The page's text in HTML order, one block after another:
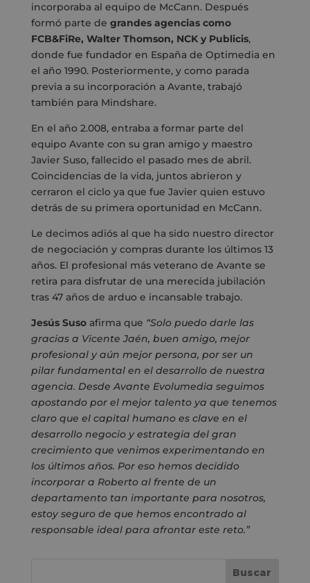
incorporaba al equipo de McCann. Después
formó parte de grandes agencias como
FCB&FiRe, Walter Thomson, NCK y Publicis,
donde fue fundador en España de Optimedia en
el año 1990. Posteriormente, y como parada
previa a su incorporación a Avante, trabajó
también para Mindshare.
En el año 2.008, entraba a formar parte del
equipo Avante con su gran amigo y maestro
Javier Suso, fallecido el pasado mes de abril.
Coincidencias de la vida, juntos abrieron y
cerraron el ciclo ya que fue Javier quien estuvo
detrás de su primera oportunidad en McCann.
Le decimos adiós al que ha sido nuestro director
de negociación y compras durante los últimos 13
años. El profesional más veterano de Avante se
retira para disfrutar de una merecida jubilación
tras 47 años de arduo e incansable trabajo.
Jesús Susoafirma que “Solo puedo darle las
gracias a Vicente Jaén, buen amigo, mejor
profesional y aún mejor persona, por ser un
pilar fundamental en el desarrollo de nuestra
agencia. Desde Avante Evolumedia seguimos
apostando por el mejor talento ya que tenemos
claro que el capital humano es clave en el
desarrollo negocio y estrategia del gran
crecimiento que venimos experimentando en
los últimos años. Por eso hemos decidido
incorporar a Roberto al frente de un
departamento tan importante para nosotros,
estoy seguro de que hemos encontrado al
responsable ideal para afrontar este reto.”